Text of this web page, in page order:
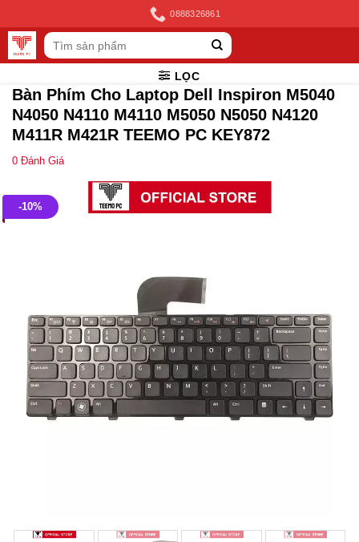
to
content
0888326861
Tìm
kiếm:
LỌC
Bàn Phím Cho Laptop Dell Inspiron M5040
N4050 N4110 M4110 M5050 N5050 N4120
M411R M421R TEEMO PC KEY872
0 Đánh Giá
-10%